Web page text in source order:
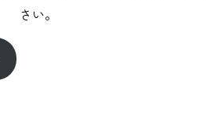
さい。